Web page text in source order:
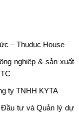
– Thuduc House
nghiệp & sản xuất
ty TNHH KYTA
tư và Quản lý dự